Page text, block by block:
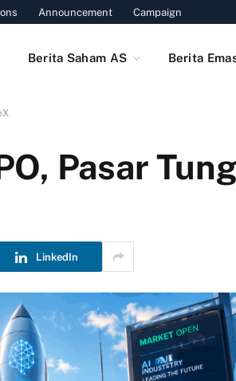
Announcement Campaign
Berita Saham AS Berita
Pasar
LinkedIn